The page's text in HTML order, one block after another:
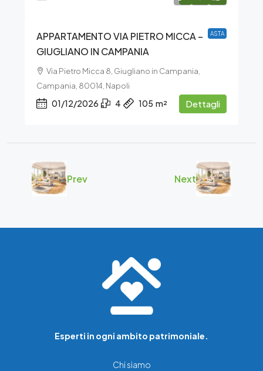
ASTA
APPARTAMENTO VIA PIETRO MICCA –
GIUGLIANO IN CAMPANIA
Via Pietro Micca 8, Giugliano in Campania,
Campania, 80014, Napoli
01/12/2026 4 105 m² Dettagli
Prev Next
Esperti in ogni ambito patrimoniale.
Chi siamo